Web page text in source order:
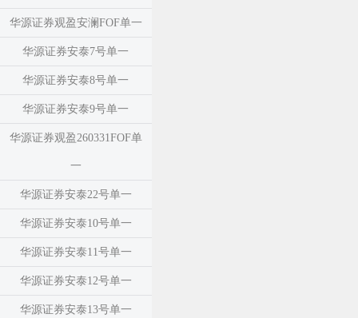
华源证券观盈安澜FOF单一
华源证券安泰7号单一
华源证券安泰8号单一
华源证券安泰9号单一
华源证券观盈260331FOF单
一
华源证券安泰22号单一
华源证券安泰10号单一
华源证券安泰11号单一
华源证券安泰12号单一
华源证券安泰13号单一